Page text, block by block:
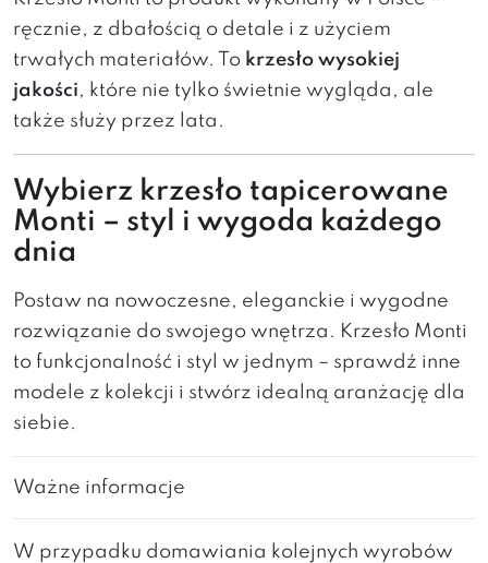
ręcznie, z dbałością o detale i z użyciem
trwałych materiałów. To krzesło wysokiej
jakości, które nie tylko świetnie wygląda, ale
także służy przez lata.
Wybierz krzesło tapicerowane
Monti – styl i wygoda każdego
dnia
Postaw na nowoczesne, eleganckie i wygodne
rozwiązanie do swojego wnętrza. Krzesło Monti
to funkcjonalność i styl w jednym – sprawdź inne
modele z kolekcji i stwórz idealną aranżację dla
siebie.
Ważne informacje
W przypadku domawiania kolejnych wyrobów